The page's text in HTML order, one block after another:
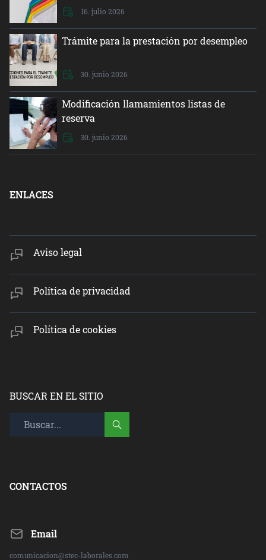
16. julio 2026
Trámite para la prestación por desempleo
30. junio 2026
Modificación llamamientos listas de
reserva
30. junio 2026
ENLACES
Aviso legal
Política de privacidad
Política de cookies
BUSCAR EN EL SITIO
CONTACTOS
Email
comunicacion@stec-laborales.com